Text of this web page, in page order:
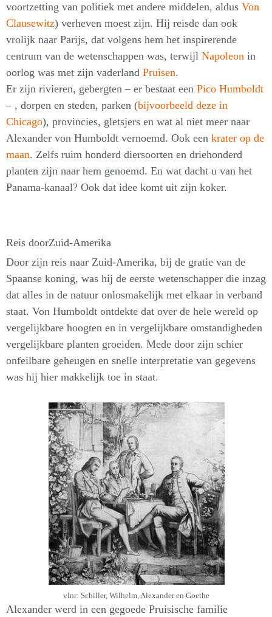
voortzetting van politiek met andere middelen, aldus Von
Clausewitz) verheven moest zijn. Hij reisde dan ook
vrolijk naar Parijs, dat volgens hem het inspirerende
centrum van de wetenschappen was, terwijl Napoleon in
oorlog was met zijn vaderland Pruisen.
Er zijn rivieren, gebergten – er bestaat een Pico Humboldt
– , dorpen en steden, parken (bijvoorbeeld deze in
Chicago), provincies, gletsjers en wat al niet meer naar
Alexander von Humboldt vernoemd. Ook een krater op de
maan. Zelfs ruim honderd diersoorten en driehonderd
planten zijn naar hem genoemd. En wat dacht u van het
Panama-kanaal? Ook dat idee komt uit zijn koker.
Reis doorZuid-Amerika
Door zijn reis naar Zuid-Amerika, bij de gratie van de
Spaanse koning, was hij de eerste wetenschapper die inzag
dat alles in de natuur onlosmakelijk met elkaar in verband
staat. Von Humboldt ontdekte dat over de hele wereld op
vergelijkbare hoogten en in vergelijkbare omstandigheden
vergelijkbare planten groeiden. Mede door zijn schier
onfeilbare geheugen en snelle interpretatie van gegevens
was hij hier makkelijk toe in staat.
vlnr: Schiller, Wilhelm, Alexander en Goethe
Alexander werd in een gegoede Pruisische familie